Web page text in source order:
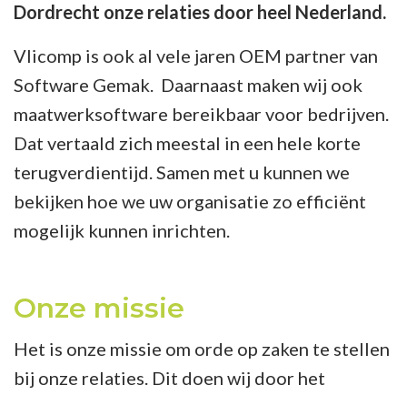
Dordrecht onze relaties door heel Nederland.
Vlicomp is ook al vele jaren OEM partner van
Software Gemak. Daarnaast maken wij ook
maatwerksoftware bereikbaar voor bedrijven.
Dat vertaald zich meestal in een hele korte
terugverdientijd. Samen met u kunnen we
bekijken hoe we uw organisatie zo efficiënt
mogelijk kunnen inrichten.
Onze missie
Het is onze missie om orde op zaken te stellen
bij onze relaties. Dit doen wij door het